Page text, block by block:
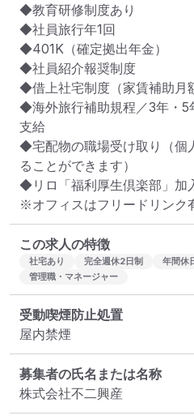
◆教育研修制度あり
◆社員旅行年1回
◆401K（確定拠出年金）
◆社員紹介報奨制度
◆借上社宅制度（家賃補助月
◆海外旅行補助規程／3年・5
支給
◆宅配物の職場受け取り（個
ることができます）
◆リロ「福利厚生倶楽部」加
※オフィスはフリードリンク
この求人の特徴
社宅あり 完全週休2日制 年間休
管理職・マネージャー
受動喫煙防止処置
屋内禁煙
募集者の氏名または名称
株式会社不二興産